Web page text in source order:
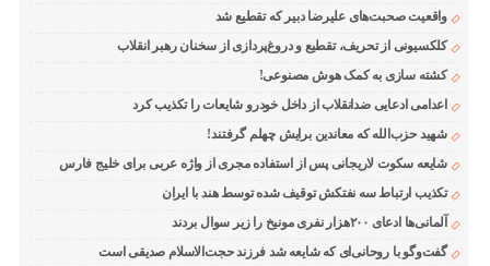
واقعیت صحبت‌های علیرضا دبیر که تقطیع شد
کلکسیونی از تحریف، تقطیع و دروغ‌پردازی از سخنان رهبر انقلاب
کشته سازی به کمک هوش مصنوعی!
اعدامی ادعایی ضدانقلاب از داخل خودرو شایعات را تکذیب کرد
شهید حزب‌الله که معاندین برایش چهلم گرفتند!
شایعه سکوت لاریجانی پس از استفاده مجری از واژه عربی برای خلیج فارس
تکذیب ارتباط سه نفتکش توقیف شده توسط هند با ایران
آلمانی‌ها ادعای ۲۰۰هزار نفری مونیخ را زیر سوال بردند
گفت‌وگو با روحانی‌ای که شایعه شد فرزند حجت‌الاسلام صدیقی است